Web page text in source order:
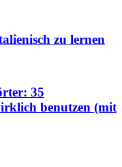
zu lernen
35
benutzen (mit